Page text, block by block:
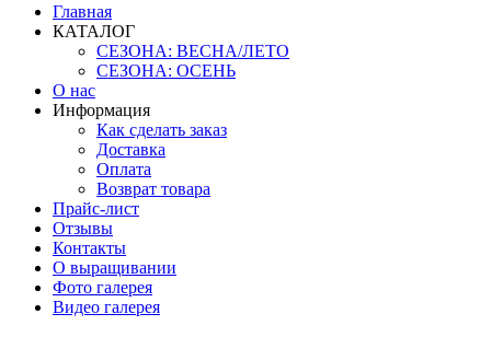
Главная
КАТАЛОГ
СЕЗОНА: ВЕСНА/ЛЕТО
СЕЗОНА: ОСЕНЬ
О нас
Информация
Как сделать заказ
Доставка
Оплата
Возврат товара
Прайс-лист
Отзывы
Контакты
О выращивании
Фото галерея
Видео галерея